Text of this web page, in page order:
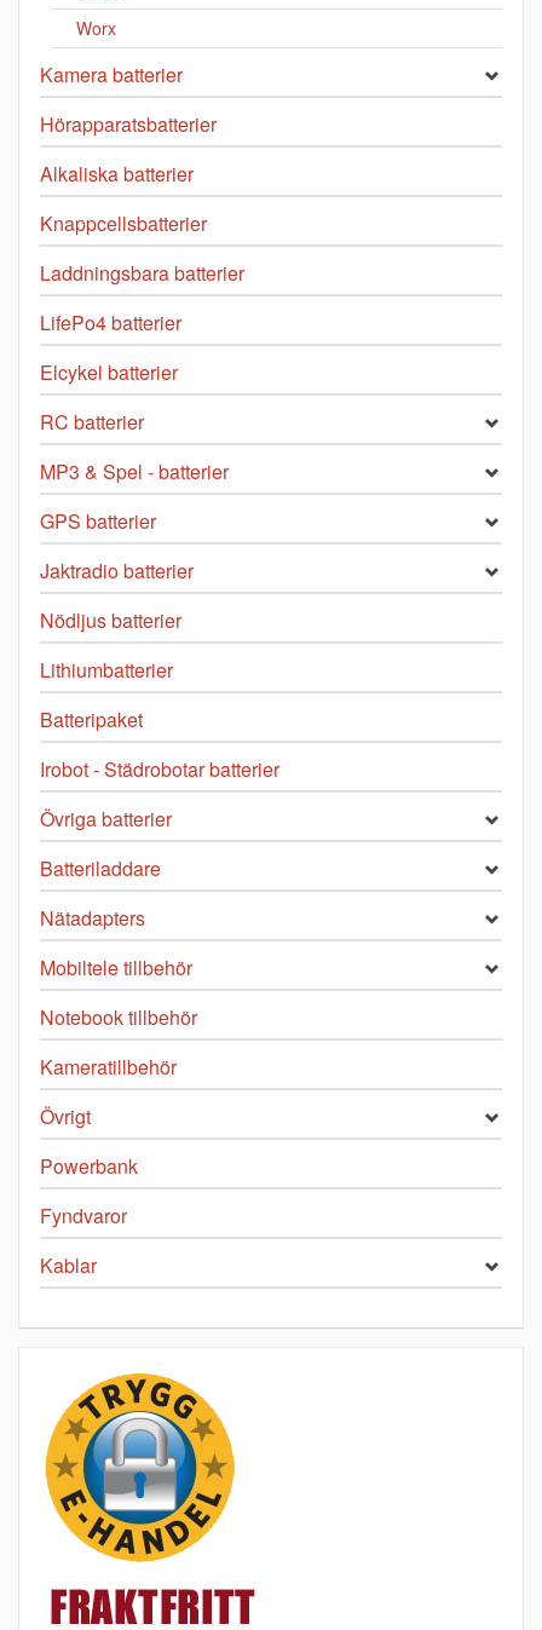
Worx
Kamera batterier
Hörapparatsbatterier
Alkaliska batterier
Knappcellsbatterier
Laddningsbara batterier
LifePo4 batterier
Elcykel batterier
RC batterier
MP3 & Spel - batterier
GPS batterier
Jaktradio batterier
Nödljus batterier
Lithiumbatterier
Batteripaket
Irobot - Städrobotar batterier
Övriga batterier
Batteriladdare
Nätadapters
Mobiltele tillbehör
Notebook tillbehör
Kameratillbehör
Övrigt
Powerbank
Fyndvaror
Kablar